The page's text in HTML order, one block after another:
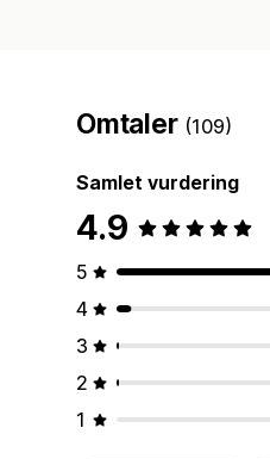
Omtaler (109)
Samlet vurdering
4.9
5
4
3
2
1